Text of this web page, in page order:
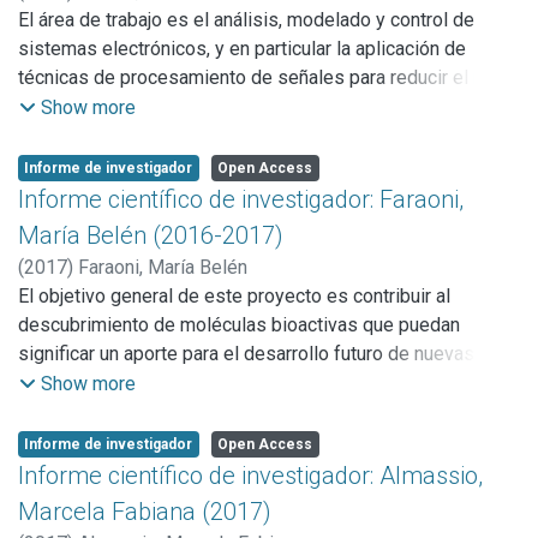
temperaturas; utilizando técnicas tales como, Microscopía
óptica, de barrido, ESBD, microdureza Vickers, difracción de
rayos X, dilatometría diferencial y calorimetría de barrido.
El área de trabajo es el análisis, modelado y control de
sistemas electrónicos, y en particular la aplicación de
técnicas de procesamiento de señales para reducir el ruido
y/o eliminar la distorsión en esta clase de sistemas. Estas
analógicas utilizando señales binarias, en el desarrollo de
técnicas de modulación de ancho de pulso sin distorsión en
banda base para amplificadores de potencia para audio y
comunicaciones, y en la lectura de CCDs científicos para la
detección de neutrinos generados por reactores nucleares,
como parte de una colaboración con el Fermi National
Laboratory (Chicago, EE.UU.).
Show more
Informe de investigador Open Access
Informe científico de investigador: Faraoni,
María Belén (2016-2017)
(2017) Faraoni, María Belén
El objetivo general de este proyecto es contribuir al
descubrimiento de moléculas bioactivas que puedan
significar un aporte para el desarrollo futuro de nuevas
drogas con diversas aplicaciones (Enfermedad de
aprovechando la quimiodiversidad aportada por especies
vegetales de la provincia de Buenos Aires.
Mediante metodologías sintéticas eficaces se busca,
además, generar nuevas entidades moleculares que serán
Show more
Informe de investigador Open Access
Informe científico de investigador: Almassio,
Marcela Fabiana (2017)